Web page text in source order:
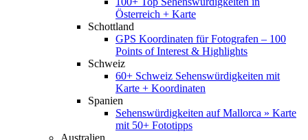
Österreich + Karte
Schottland
GPS Koordinaten für Fotografen – 100
Points of Interest & Highlights
Schweiz
60+ Schweiz Sehenswürdigkeiten mit
Karte + Koordinaten
Spanien
Sehenswürdigkeiten auf Mallorca » Karte
mit 50+ Fototipps
Australien